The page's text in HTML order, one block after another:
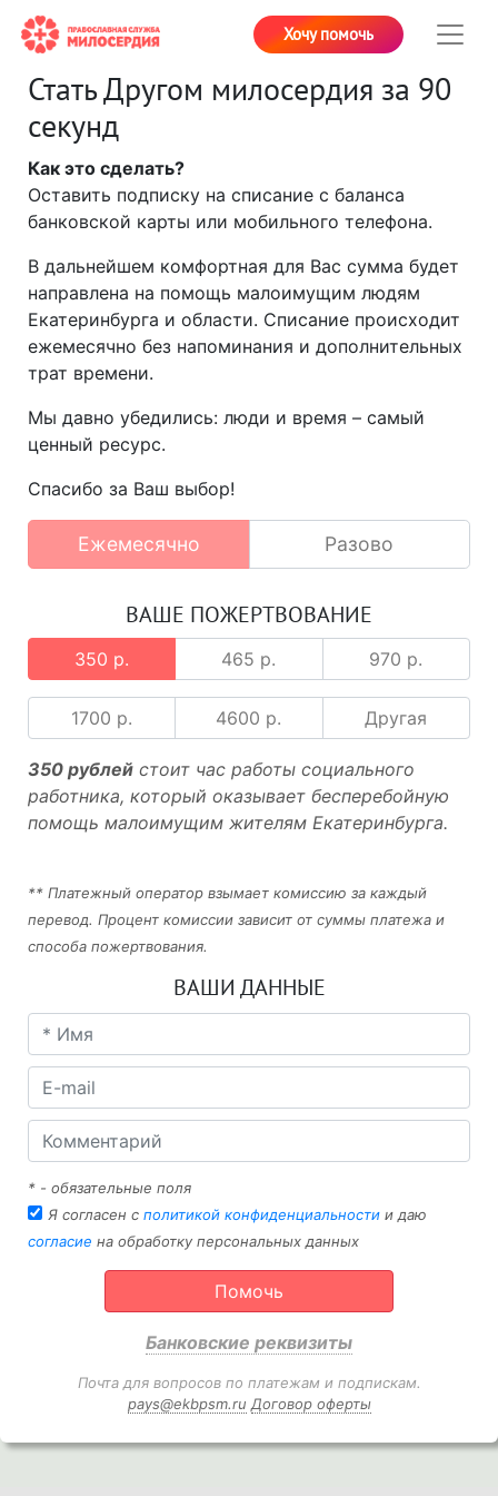
Хочу помочь
Стать Другом милосердия за 90
секунд
Как это сделать?
Оставить подписку на списание с баланса
банковской карты или мобильного телефона.
В дальнейшем комфортная для Вас сумма будет
направлена на помощь малоимущим людям
Екатеринбурга и области. Списание происходит
ежемесячно без напоминания и дополнительных
трат времени.
Мы давно убедились: люди и время – самый
ценный ресурс.
Спасибо за Ваш выбор!
Ежемесячно Разово
ВАШЕ ПОЖЕРТВОВАНИЕ
350 р. 465 р. 970 р.
1700 р. 4600 р. Другая
350 рублей стоит час работы социального
работника, который оказывает бесперебойную
помощь малоимущим жителям Екатеринбурга.
** Платежный оператор взымает комиссию за каждый
перевод. Процент комиссии зависит от суммы платежа и
способа пожертвования.
ВАШИ ДАННЫЕ
* - обязательные поля
Я согласен с политикой конфиденциальности и даю
согласие на обработку персональных данных
Помочь
Банковские реквизиты
Почта для вопросов по платежам и подпискам.
pays@ekbpsm.ru Договор оферты